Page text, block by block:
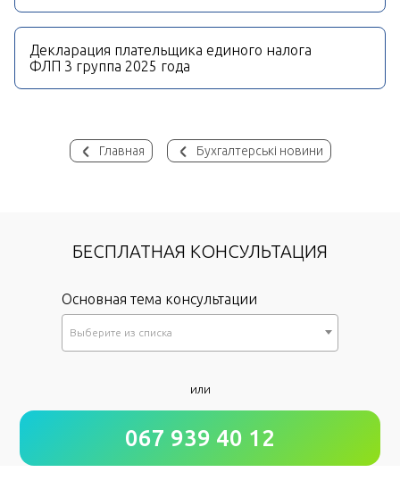
Главная Бухгалтерські новини
Декларация плательщика единого налога
ФЛП 3 группа 2025 года
БЕСПЛАТНАЯ КОНСУЛЬТАЦИЯ
Основная тема консультации
Выберите из списка
Как к Вам обращаться?
или
067 939 40 12